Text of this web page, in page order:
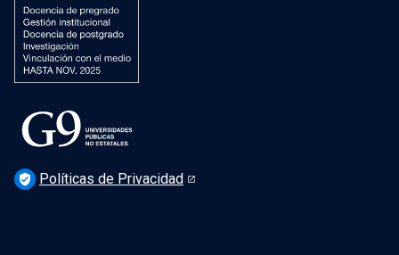
verified_user Políticas de Privacidad